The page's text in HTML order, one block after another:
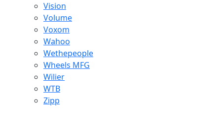
Vision
Volume
Voxom
Wahoo
Wethepeople
Wheels MFG
Wilier
WTB
Zipp